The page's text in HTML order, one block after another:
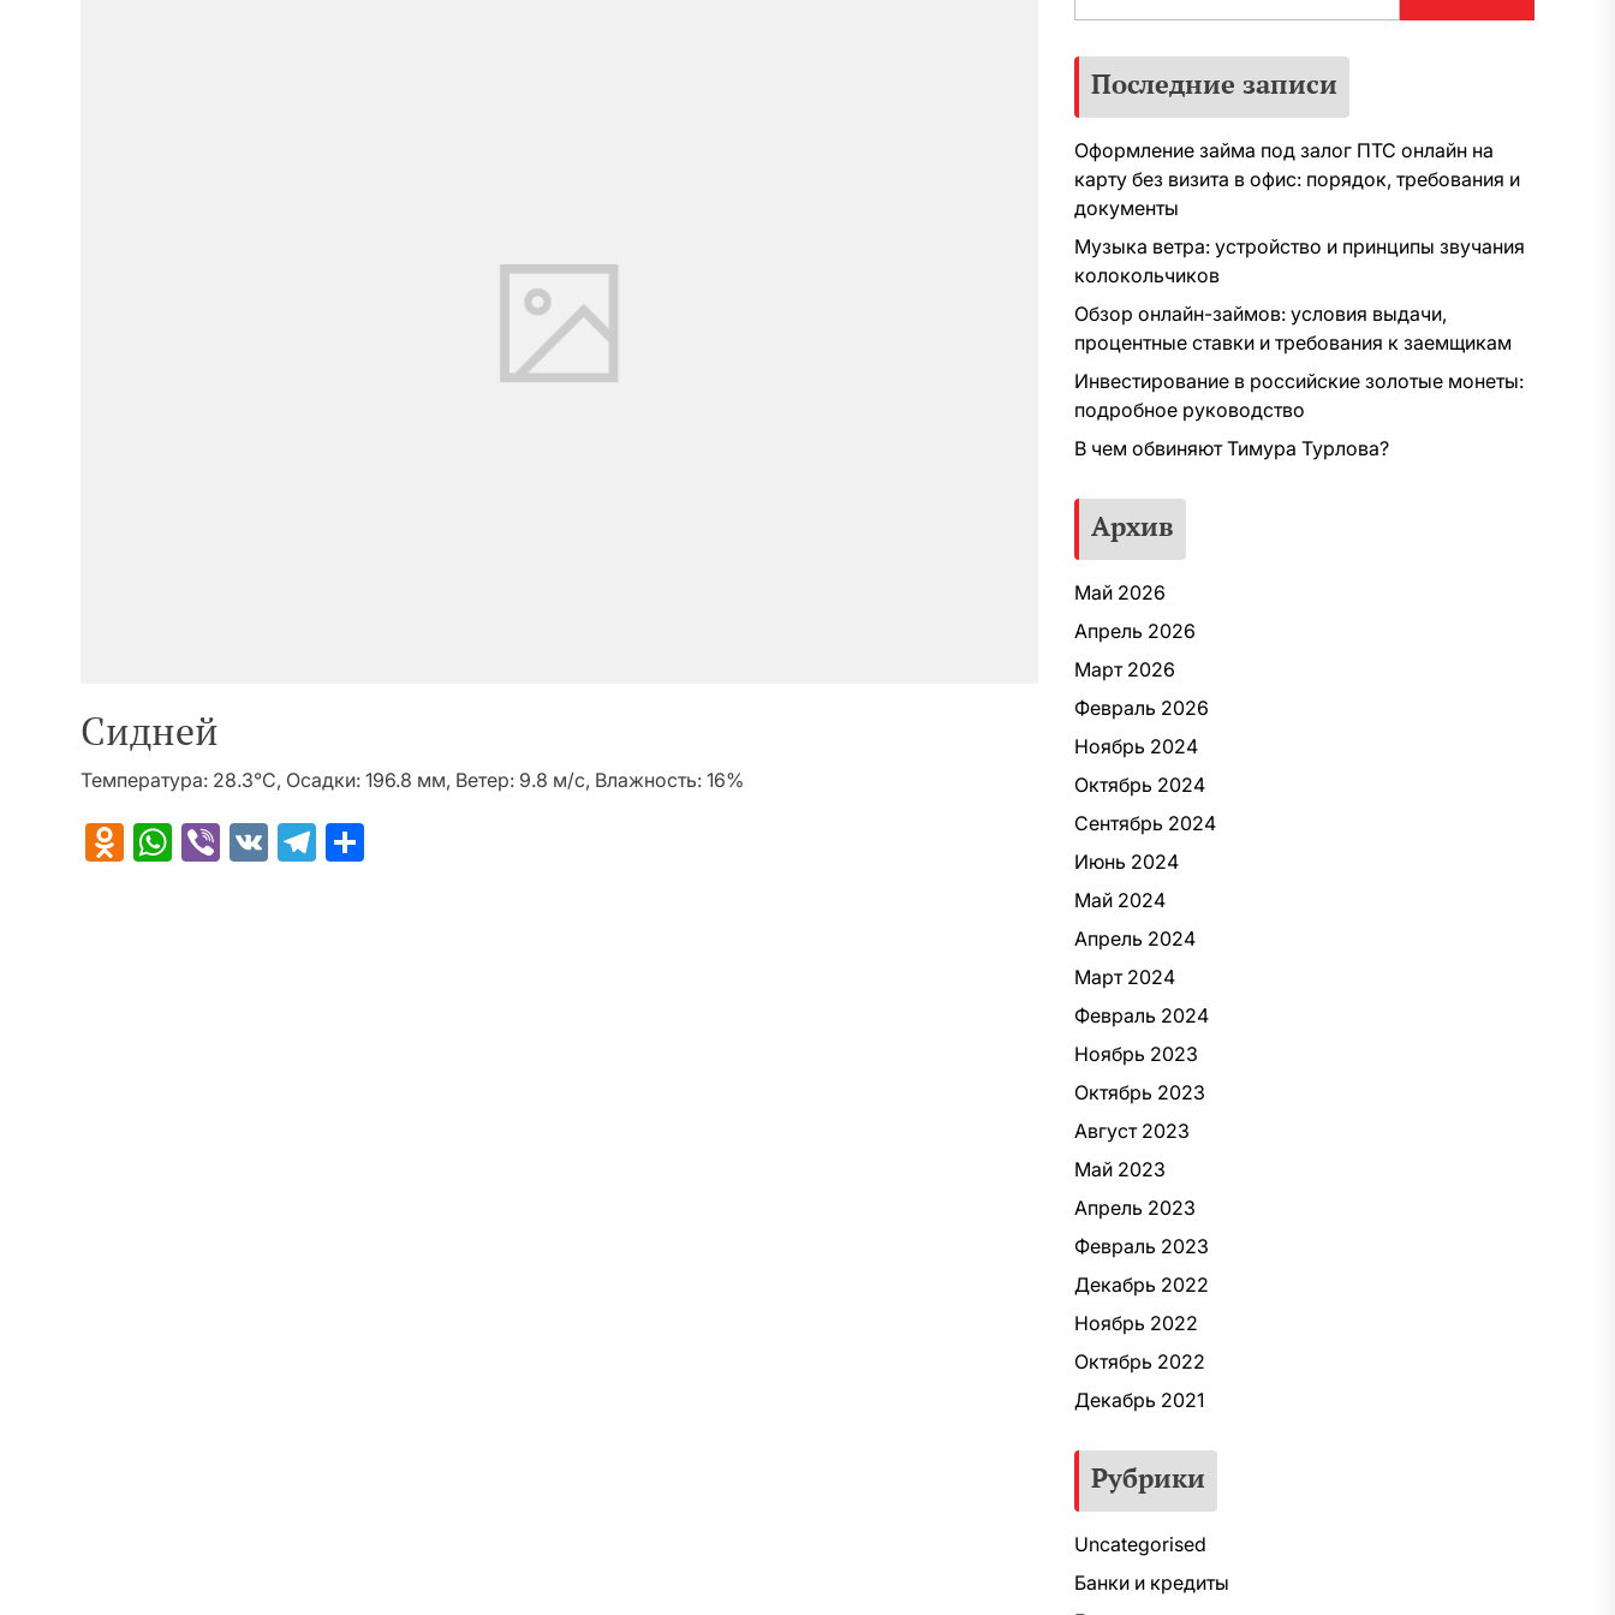
Сидней
Температура: 28.3°C, Осадки: 196.8 мм, Ветер: 9.8 м/с, Влажность: 16%
Odnoklassniki
WhatsApp
Viber
VK Telegram
Последние записи
Оформление займа под залог ПТС онлайн на
карту без визита в офис: порядок, требования и
документы
Музыка ветра: устройство и принципы звучания
колокольчиков
Обзор онлайн-займов: условия выдачи,
процентные ставки и требования к заемщикам
Инвестирование в российские золотые монеты:
подробное руководство
В чем обвиняют Тимура Турлова?
Архив
Май 2026
Апрель 2026
Март 2026
Февраль 2026
Ноябрь 2024
Октябрь 2024
Сентябрь 2024
Июнь 2024
Май 2024
Апрель 2024
Март 2024
Февраль 2024
Ноябрь 2023
Октябрь 2023
Август 2023
Май 2023
Апрель 2023
Февраль 2023
Декабрь 2022
Ноябрь 2022
Октябрь 2022
Декабрь 2021
Рубрики
Uncategorised
Банки и кредиты